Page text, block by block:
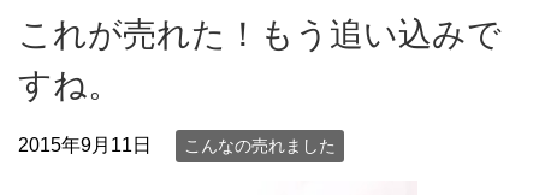
これが売れた！もう追い込みで
すね。
2015年9月11日 こんなの売れました